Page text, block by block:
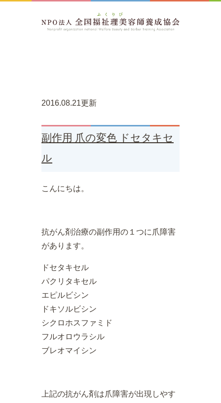
2016.08.21更新
副作用 爪の変色 ドセタキセ
ル
こんにちは。
抗がん剤治療の副作用の１つに爪障害
があります。
ドセタキセル
パクリタキセル
エピルビシン
ドキソルビシン
シクロホスファミド
フルオロウラシル
ブレオマイシン
上記の抗がん剤は爪障害が出現しやす